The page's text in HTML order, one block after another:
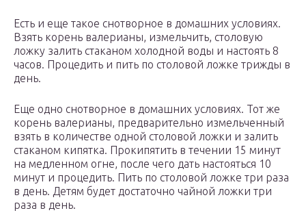
Есть и еще такое снотворное в домашних условиях.
Взять корень валерианы, измельчить, столовую
ложку залить стаканом холодной воды и настоять 8
часов. Процедить и пить по столовой ложке трижды в
день.
Еще одно снотворное в домашних условиях. Тот же
корень валерианы, предварительно измельченный
взять в количестве одной столовой ложки и залить
стаканом кипятка. Прокипятить в течении 15 минут
на медленном огне, после чего дать настояться 10
минут и процедить. Пить по столовой ложке три раза
в день. Детям будет достаточно чайной ложки три
раза в день.